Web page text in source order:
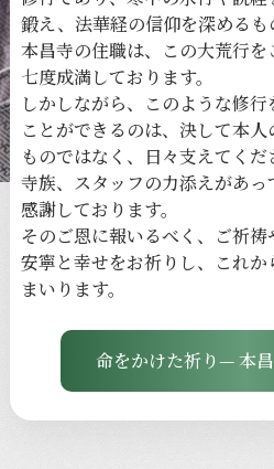
鍛え、 法華経の信仰を深める も
本昌寺の住職は、 この大荒行を
七度成満しております。
しかしながら、
このような修行
ことができるのは、 決して本人
ものではなく、
日々支えてくだ
寺族、 スタッフの力添えがあっ
感謝しております。
そのご恩に報いるべく、 ご祈祷
安寧と幸せをお祈りし、 これか
まいります。
命をかけた祈り— 本